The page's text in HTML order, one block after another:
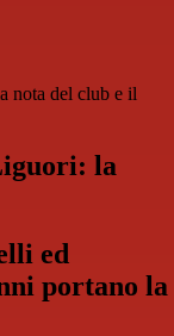
nota del club e il
la
ed
portano la